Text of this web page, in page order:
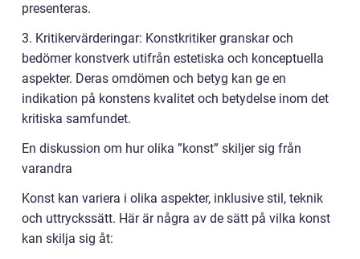
presenteras.
3. Kritikervärderingar: Konstkritiker granskar och
bedömer konstverk utifrån estetiska och konceptuella
aspekter. Deras omdömen och betyg kan ge en
indikation på konstens kvalitet och betydelse inom det
kritiska samfundet.
En diskussion om hur olika ”konst” skiljer sig från
varandra
Konst kan variera i olika aspekter, inklusive stil, teknik
och uttryckssätt. Här är några av de sätt på vilka konst
kan skilja sig åt: